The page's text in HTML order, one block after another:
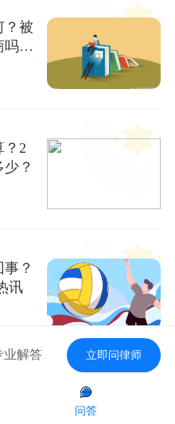
？被
吗？
？2
？
？
讯
业解答 立即问律师
问答